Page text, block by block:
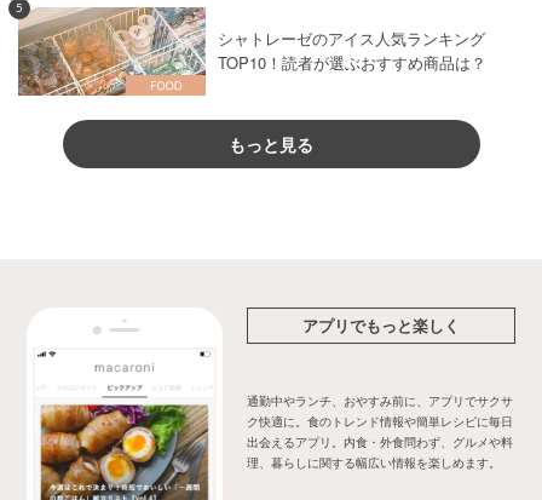
5
シャトレーゼのアイス人気ランキング
TOP10！読者が選ぶおすすめ商品は？
もっと見る
アプリでもっと楽しく
通勤中やランチ、おやすみ前に、アプリでサクサ
ク快適に。食のトレンド情報や簡単レシピに毎日
出会えるアプリ。内食・外食問わず、グルメや料
理、暮らしに関する幅広い情報を楽しめます。